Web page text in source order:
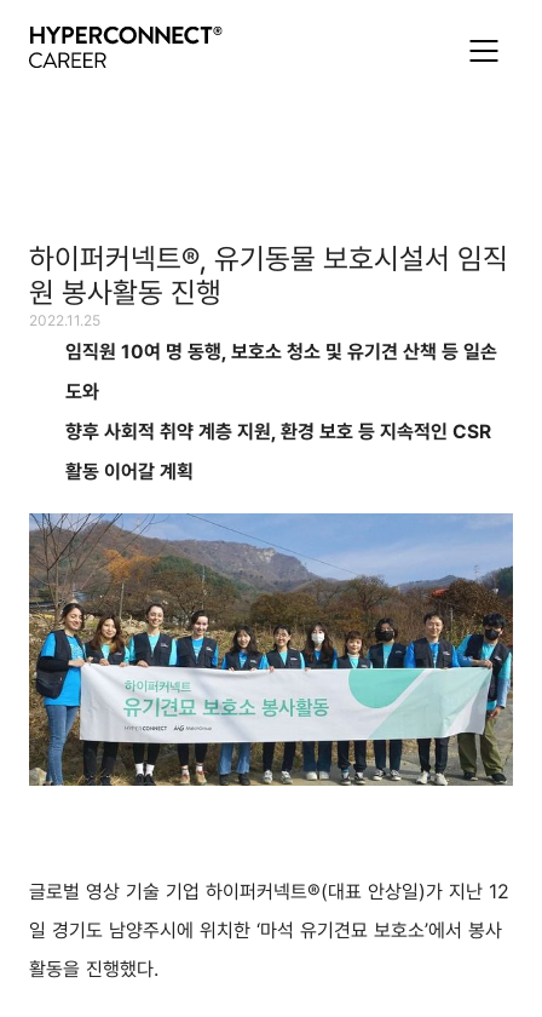
하이퍼커넥트®, 유기동물 보호시설서 임직
원 봉사활동 진행
2022.11.25
임직원 10여 명 동행, 보호소 청소 및 유기견 산책 등 일손
도와
향후 사회적 취약 계층 지원, 환경 보호 등 지속적인 CSR
활동 이어갈 계획
글로벌 영상 기술 기업 하이퍼커넥트®(대표 안상일)가 지난 12
일 경기도 남양주시에 위치한 ‘마석 유기견묘 보호소’에서 봉사
활동을 진행했다.